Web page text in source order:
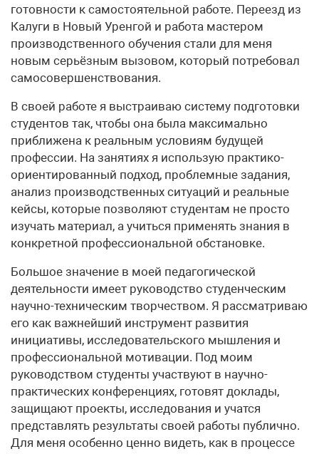
готовности к самостоятельной работе. Переезд из
Калуги в Новый Уренгой и работа мастером
производственного обучения стали для меня
новым серьёзным вызовом, который потребовал
самосовершенствования.
В своей работе я выстраиваю систему подготовки
студентов так, чтобы она была максимально
приближена к реальным условиям будущей
профессии. На занятиях я использую практико-
ориентированный подход, проблемные задания,
анализ производственных ситуаций и реальные
кейсы, которые позволяют студентам не просто
изучать материал, а учиться применять знания в
конкретной профессиональной обстановке.
Большое значение в моей педагогической
деятельности имеет руководство студенческим
научно-техническим творчеством. Я рассматриваю
его как важнейший инструмент развития
инициативы, исследовательского мышления и
профессиональной мотивации. Под моим
руководством студенты участвуют в научно-
практических конференциях, готовят доклады,
защищают проекты, исследования и учатся
представлять результаты своей работы публично.
Для меня особенно ценно видеть, как в процессе